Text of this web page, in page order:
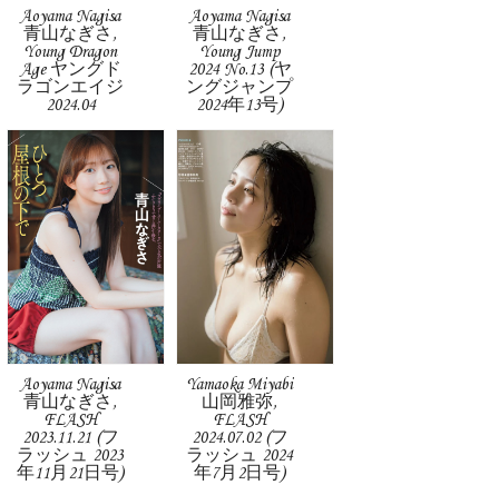
Aoyama Nagisa
青山なぎさ,
Young Dragon
Age ヤングド
ラゴンエイジ
2024.04
Aoyama Nagisa
青山なぎさ,
Young Jump
2024 No.13 (ヤ
ングジャンプ
2024年13号)
Aoyama Nagisa
青山なぎさ,
FLASH
2023.11.21 (フ
ラッシュ 2023
年11月21日号)
Yamaoka Miyabi
山岡雅弥,
FLASH
2024.07.02 (フ
ラッシュ 2024
年7月2日号)